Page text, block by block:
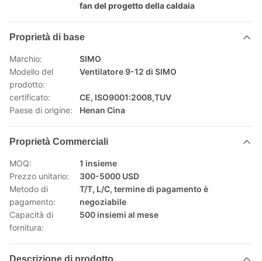
fan del progetto della caldaia
Proprietà di base
Marchio:
SIMO
Modello del
prodotto:
Ventilatore 9-12 di SIMO
certificato:
CE, ISO9001:2008,TUV
Paese di origine:
Henan Cina
Proprietà Commerciali
MOQ:
1 insieme
Prezzo unitario:
300-5000 USD
Metodo di
pagamento:
T/T, L/C, termine di pagamento è
negoziabile
Capacità di
fornitura:
500 insiemi al mese
Descrizione di prodotto